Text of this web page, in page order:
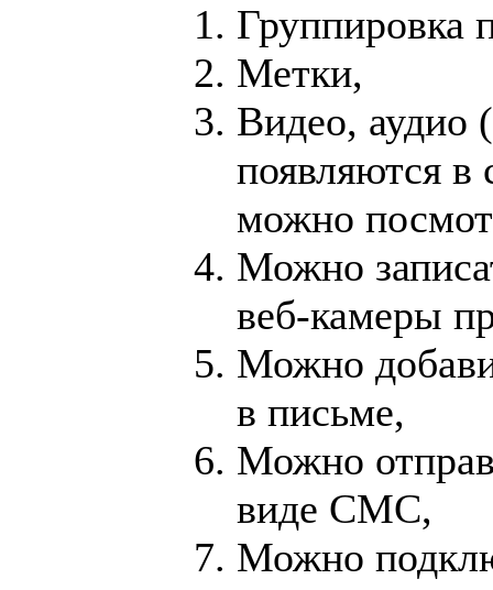
Группировка
Метки,
Видео, аудио
появляются
можно
Можно
веб-камеры
Можно
в письме,
Можно
виде СМС,
Можно